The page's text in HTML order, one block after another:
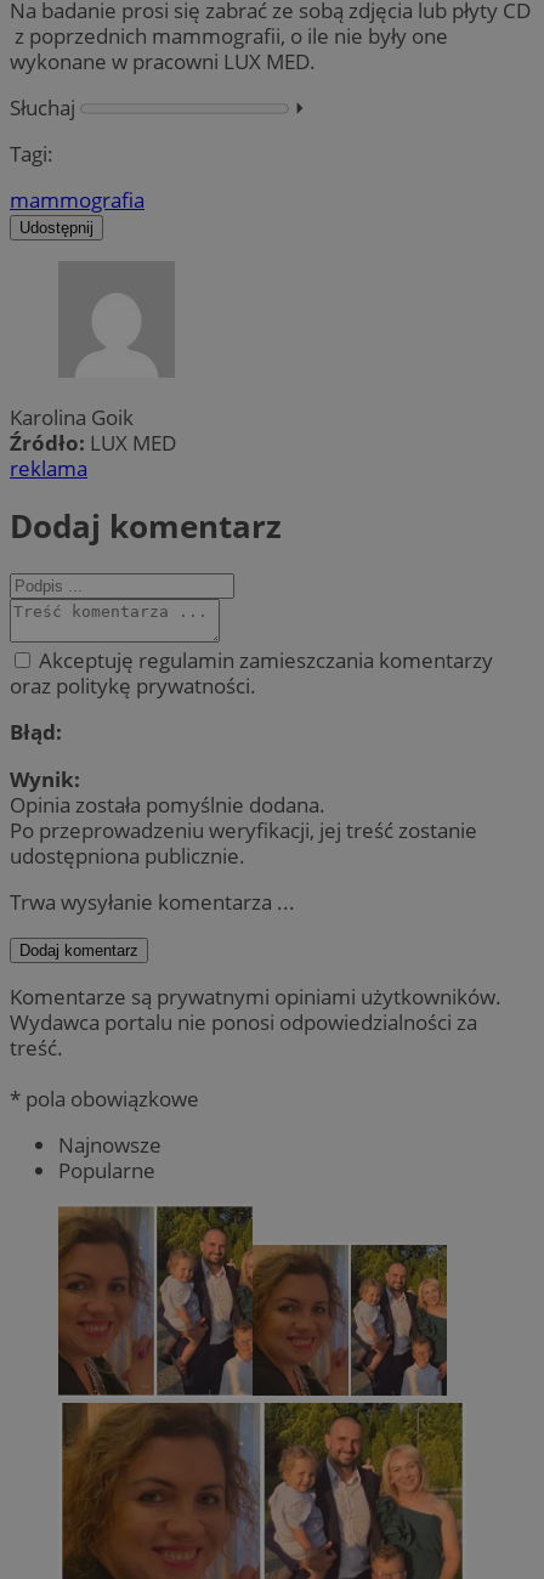
Na badanie prosi się zabrać ze sobą zdjęcia lub płyty CD
z poprzednich mammografii, o ile nie były one
wykonane w pracowni LUX MED.
Słuchaj
⏵︎
Tagi:
mammografia
Udostępnij
Karolina Goik
Źródło: LUX MED
reklama
Dodaj komentarz
Akceptuję regulamin zamieszczania komentarzy
oraz politykę prywatności.
Błąd:
Wynik:
Opinia została pomyślnie dodana.
Po przeprowadzeniu weryfikacji, jej treść zostanie
udostępniona publicznie.
Trwa wysyłanie komentarza ...
Dodaj komentarz
Komentarze są prywatnymi opiniami użytkowników.
Wydawca portalu nie ponosi odpowiedzialności za
treść.
* pola obowiązkowe
Najnowsze
Popularne